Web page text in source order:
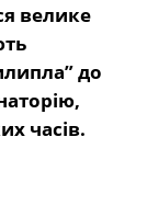
велике
до
часів.